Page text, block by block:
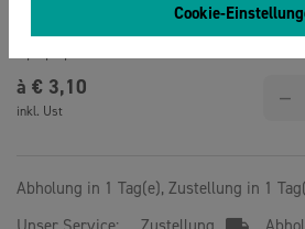
à € 3,10
inkl. Ust
Abholung in 1 Tag(e), Zustellung in 1
Cookie-